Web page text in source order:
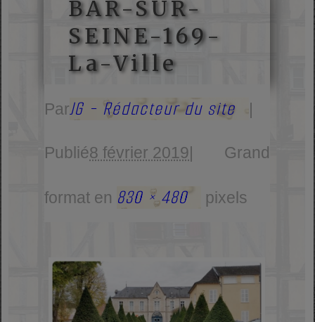
BAR-SUR-
SEINE-169-
La-Ville
ParJG - Rédacteur du site
Publié8 février 2019 Grand
format en 830 × 480 pixels